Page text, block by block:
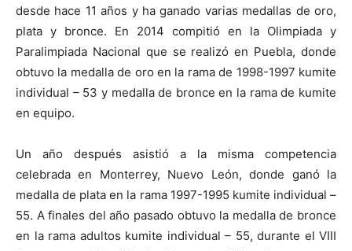
desde hace 11 años y ha ganado varias medallas de oro,
plata y bronce. En 2014 compitió en la Olimpiada y
Paralimpiada Nacional que se realizó en Puebla, donde
obtuvo la medalla de oro en la rama de 1998-1997 kumite
individual – 53 y medalla de bronce en la rama de kumite
en equipo.
Un año después asistió a la misma competencia
celebrada en Monterrey, Nuevo León, donde ganó la
medalla de plata en la rama 1997-1995 kumite individual –
55. A finales del año pasado obtuvo la medalla de bronce
en la rama adultos kumite individual – 55, durante el VIII